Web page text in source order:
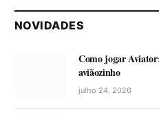
NOVIDADES
Como jogar
aviãozinho
julho 24, 2026